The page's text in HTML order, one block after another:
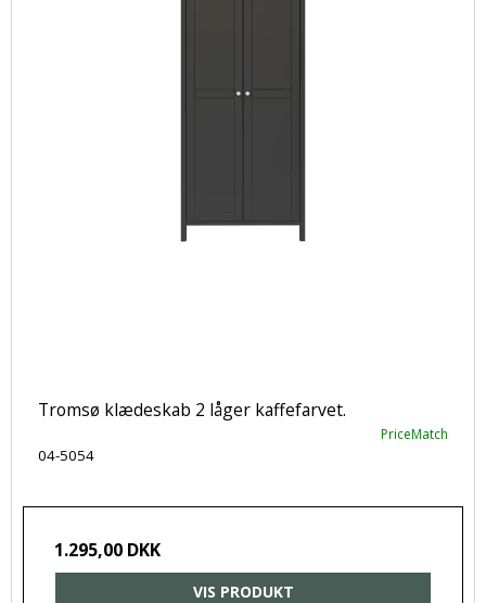
Tromsø klædeskab 2 låger kaffefarvet.
PriceMatch
04-5054
1.295,00 DKK
VIS PRODUKT